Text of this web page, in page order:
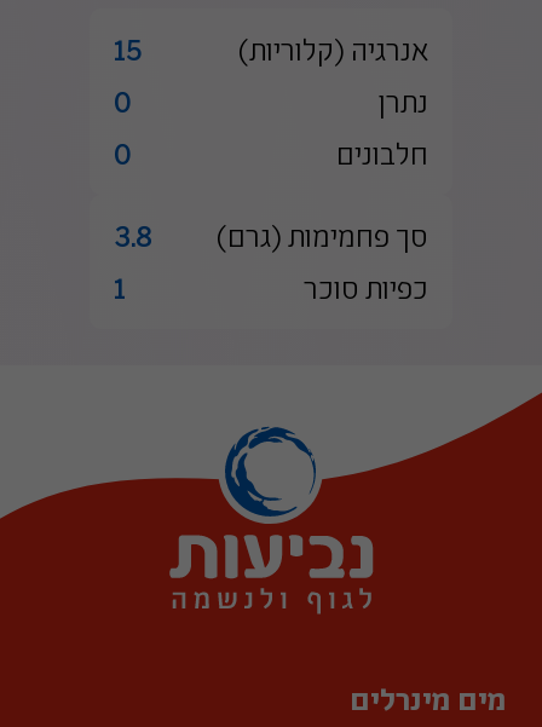
אנרגיה (קלוריות)
15
נתרן
0
חלבונים
0
סך פחמימות (גרם)
3.8
כפיות סוכר
1
מים מינרלים